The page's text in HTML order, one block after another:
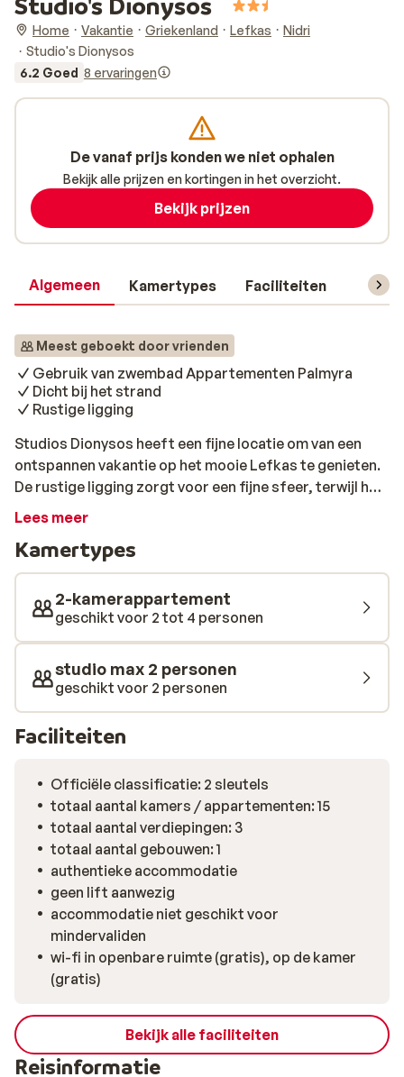
Home Vakantie Griekenland Lefkas
Nidri
Studio's Dionysos
6.2 Goed 8 ervaringen
Algemeen Kamertypes Faciliteiten
Meest geboekt door vrienden
Gebruik van zwembad Appartementen Palmyra
Dicht bij het strand
Rustige ligging
Studios Dionysos heeft een fijne locatie om van een
ontspannen vakantie op het mooie Lefkas te genieten.
De rustige ligging zorgt voor een fijne sfeer, terwijl het
strand op een steenworp afstand ligt. Zin in een
verschillende restaurants is ook gemakkelijk
bereikbaar. Wil je een keer zwemmen in een zwembad?
Dat kan dat bij Appartementen Palmyra, wat op
ongeveer 150 meter afstand ligt. Vergeet niet om naast
het luieren ook wat van het eiland te verkennen. Er zijn
genoeg leuke plekken om te bezoeken, zoals het
pittoreske kustplaatsje Agios Nikitas en het klooster
van Faneromeni, dat midden in de bergen ligt.
Lees meer
Kamertypes
2-kamerappartement
geschikt voor 2 tot 4 personen
studio max 2 personen
geschikt voor 2 personen
Faciliteiten
Officiële classificatie: 2 sleutels
totaal aantal kamers / appartementen: 15
totaal aantal verdiepingen: 3
totaal aantal gebouwen: 1
authentieke accommodatie
geen lift aanwezig
accommodatie niet geschikt voor
mindervaliden
wi-fi in openbare ruimte (gratis), op de kamer
(gratis)
Bekijk alle faciliteiten
Reisinformatie
De vanaf prijs konden we niet ophalen
Bekijk alle prijzen en kortingen in het overzicht.
Bekijk prijzen